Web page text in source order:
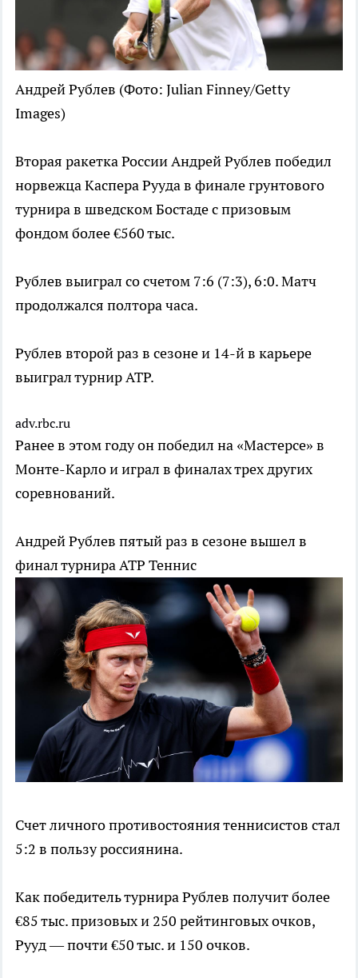
Андрей Рублев (Фото: Julian Finney/Getty
Images)
Вторая ракетка России Андрей Рублев победил
норвежца Каспера Рууда в финале грунтового
турнира в шведском Бостаде с призовым
фондом более €560 тыс.
Рублев выиграл со счетом 7:6 (7:3), 6:0. Матч
продолжался полтора часа.
Рублев второй раз в сезоне и 14-й в карьере
выиграл турнир ATP.
adv.rbc.ru
Ранее в этом году он победил на «Мастерсе» в
Монте-Карло и играл в финалах трех других
соревнований.
Андрей Рублев пятый раз в сезоне вышел в
финал турнира ATP Теннис
Счет личного противостояния теннисистов стал
5:2 в пользу россиянина.
Как победитель турнира Рублев получит более
€85 тыс. призовых и 250 рейтинговых очков,
Рууд — почти €50 тыс. и 150 очков.